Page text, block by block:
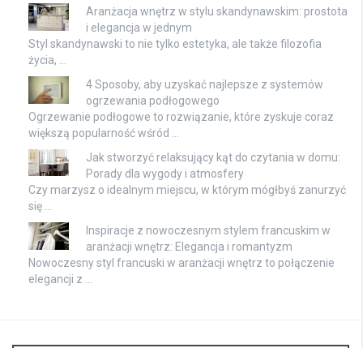
Aranżacja wnętrz w stylu skandynawskim: prostota
i elegancja w jednym
Styl skandynawski to nie tylko estetyka, ale także filozofia
życia, …
4 Sposoby, aby uzyskać najlepsze z systemów
ogrzewania podłogowego
Ogrzewanie podłogowe to rozwiązanie, które zyskuje coraz
większą popularność wśród …
Jak stworzyć relaksujący kąt do czytania w domu:
Porady dla wygody i atmosfery
Czy marzysz o idealnym miejscu, w którym mógłbyś zanurzyć
się …
Inspiracje z nowoczesnym stylem francuskim w
aranżacji wnętrz: Elegancja i romantyzm
Nowoczesny styl francuski w aranżacji wnętrz to połączenie
elegancji z …